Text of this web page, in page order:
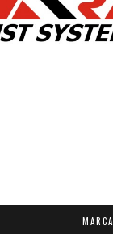
MARCA